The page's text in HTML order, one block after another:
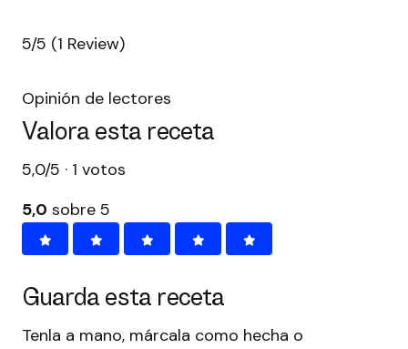
5/5 (1 Review)
Opinión de lectores
Valora esta receta
5,0/5 · 1 votos
5,0 sobre 5
Guarda esta receta
Tenla a mano, márcala como hecha o